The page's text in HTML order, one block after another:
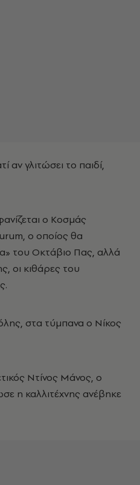
αν γλιτώσει το παιδί,
ο Κοσμάς
ο οποίος θα
του Οκτάβιο Πας, αλλά
οι κιθάρες του
στα τύμπανα ο Νίκος
Ντίνος Μάνος, ο
η καλλιτέχνης ανέβηκε